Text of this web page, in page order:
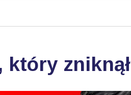
który zniknął